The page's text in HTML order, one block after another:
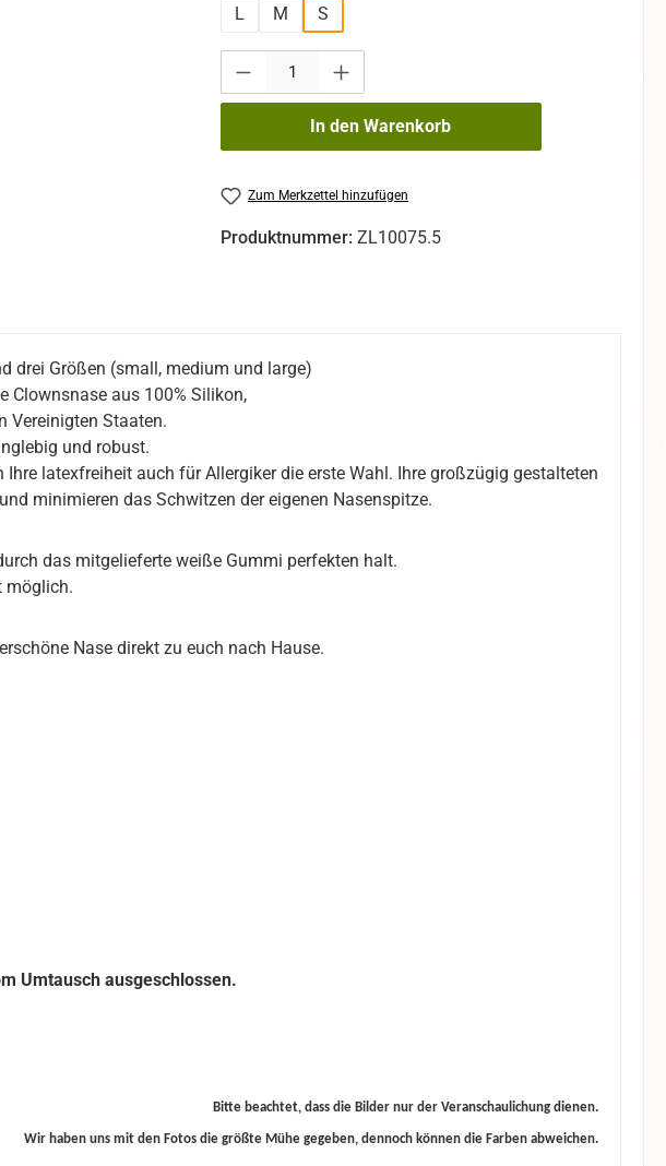
L
M S
In den Warenkorb
Zum Merkzettel hinzufügen
Produktnummer: ZL10075.5
drei Größen (small, medium und large)
Clownsnase aus 100% Silikon,
Vereinigten Staaten.
und robust.
latexfreiheit auch für Allergiker die erste Wahl. Ihre großzügig gestalteten
minimieren das Schwitzen der eigenen Nasenspitze.
das mitgelieferte weiße Gummi perfekten halt.
möglich.
Nase direkt zu euch nach Hause.
Umtausch ausgeschlossen.
Bitte beachtet, dass die Bilder nur der Veranschaulichung dienen.
Wir haben uns mit den Fotos die größte Mühe gegeben, dennoch können die Farben abweichen.